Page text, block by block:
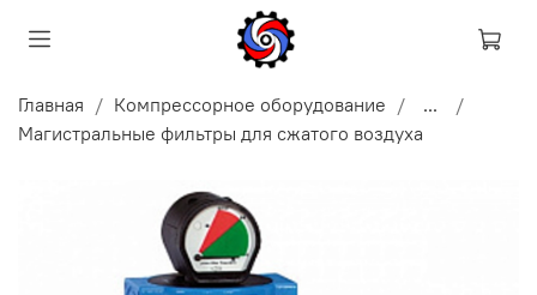
Главная Компрессорное оборудование
...
Магистральные фильтры для сжатого воздуха